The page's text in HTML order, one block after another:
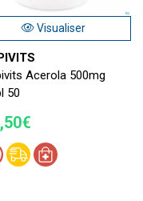
Visualiser
Acerola 500mg
50